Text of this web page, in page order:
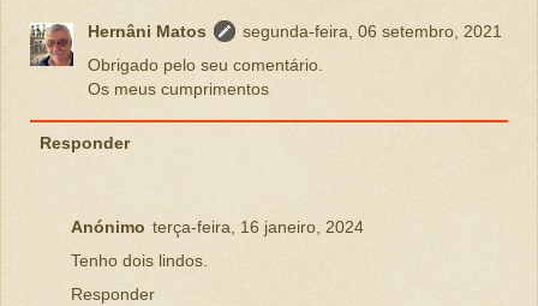
Hernâni Matos
segunda-feira, 06 setembro, 2021
Obrigado pelo seu comentário.
Os meus cumprimentos
Responder
Anónimo terça-feira, 16 janeiro, 2024
Tenho dois lindos.
Responder